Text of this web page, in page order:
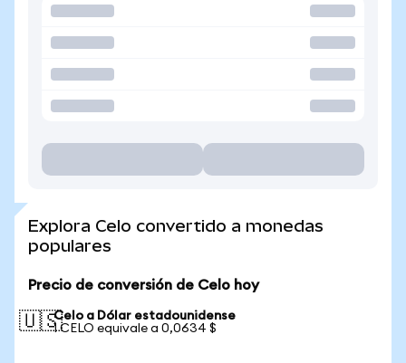
Explora Celo convertido a monedas
populares
Precio de conversión de Celo hoy
🇺🇸Celo a Dólar estadounidense
1 CELO equivale a 0,0634 $